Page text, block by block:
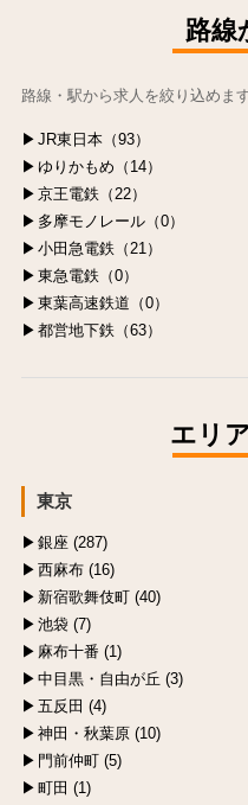
路線
路線・駅から求人を絞り込めま
JR東日本（93）
ゆりかもめ（14）
京王電鉄（22）
多摩モノレール（0）
小田急電鉄（21）
東急電鉄（0）
東葉高速鉄道（0）
都営地下鉄（63）
エリ
東京
銀座 (287)
西麻布 (16)
新宿歌舞伎町 (40)
池袋 (7)
麻布十番 (1)
中目黒・自由が丘 (3)
五反田 (4)
神田・秋葉原 (10)
門前仲町 (5)
町田 (1)